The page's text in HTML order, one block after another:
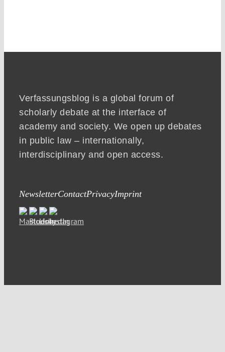
Verfassungsblog is a global forum of
scholarly debate at the interface of
academy and society. We open up debates
in public law – internationally,
interdisciplinary and open access.
NewsletterContactPrivacyImprint